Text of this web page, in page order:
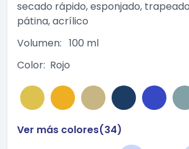
secado rápido, esponjado,
pátina, acrílico
Volumen: 100 ml
Color: Rojo
Ver más colores(34)